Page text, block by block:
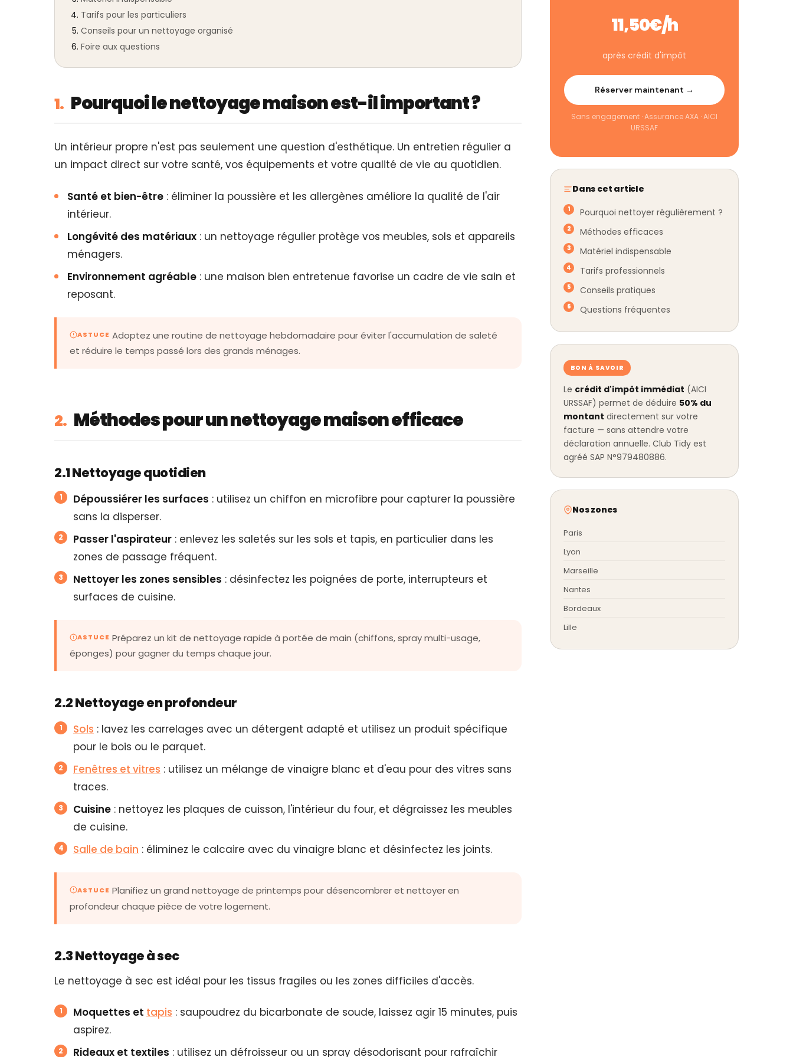
Tarifs pour les particuliers
Conseils pour un nettoyage organisé
Foire aux questions
1. Pourquoi le nettoyage maison est-il important ?
Un intérieur propre n'est pas seulement une question d'esthétique. Un entretien régulier a
un impact direct sur votre santé, vos équipements et votre qualité de vie au quotidien.
Santé et bien-être : éliminer la poussière et les allergènes améliore la qualité de l'air
intérieur.
Longévité des matériaux : un nettoyage régulier protège vos meubles, sols et appareils
ménagers.
Environnement agréable : une maison bien entretenue favorise un cadre de vie sain et
reposant.
ASTUCE Adoptez une routine de nettoyage hebdomadaire pour éviter l'accumulation de saleté
et réduire le temps passé lors des grands ménages.
2. Méthodes pour un nettoyage maison efficace
2.1 Nettoyage quotidien
Dépoussiérer les surfaces : utilisez un chiffon en microfibre pour capturer la poussière
sans la disperser.
Passer l'aspirateur : enlevez les saletés sur les sols et tapis, en particulier dans les
zones de passage fréquent.
Nettoyer les zones sensibles : désinfectez les poignées de porte, interrupteurs et
surfaces de cuisine.
ASTUCE Préparez un kit de nettoyage rapide à portée de main (chiffons, spray multi-usage,
éponges) pour gagner du temps chaque jour.
2.2 Nettoyage en profondeur
Sols : lavez les carrelages avec un détergent adapté et utilisez un produit spécifique
pour le bois ou le parquet.
Fenêtres et vitres : utilisez un mélange de vinaigre blanc et d'eau pour des vitres sans
traces.
Cuisine : nettoyez les plaques de cuisson, l'intérieur du four, et dégraissez les meubles
de cuisine.
Salle de bain : éliminez le calcaire avec du vinaigre blanc et désinfectez les joints.
ASTUCE Planifiez un grand nettoyage de printemps pour désencombrer et nettoyer en
profondeur chaque pièce de votre logement.
2.3 Nettoyage à sec
Le nettoyage à sec est idéal pour les tissus fragiles ou les zones difficiles d'accès.
Moquettes et tapis : saupoudrez du bicarbonate de soude, laissez agir 15 minutes, puis
aspirez.
Rideaux et textiles : utilisez un défroisseur ou un spray désodorisant pour rafraîchir
11,50€/h
après crédit d'impôt
Réserver maintenant →
Sans engagement · Assurance AXA · AICI
URSSAF
Dans cet article
Pourquoi nettoyer régulièrement ?
Méthodes efficaces
Matériel indispensable
Tarifs professionnels
Conseils pratiques
Questions fréquentes
BON À SAVOIR
Le crédit d'impôt immédiat (AICI
URSSAF) permet de déduire 50% du
montant directement sur votre
facture — sans attendre votre
déclaration annuelle. Club Tidy est
agréé SAP N°979480886.
Nos zones
Paris
Lyon
Marseille
Nantes
Bordeaux
Lille